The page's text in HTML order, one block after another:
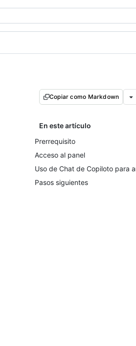
Copiar como Markdown
En este artículo
Prerrequisito
Acceso al panel
Uso de Chat de Copiloto para
Pasos siguientes